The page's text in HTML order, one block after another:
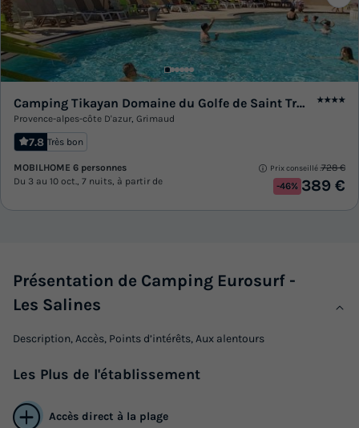
Camping Tikayan Domaine du Golfe de Saint Tropez ★★★★
Provence-alpes-côte D'azur, Grimaud
7.8 Très bon
MOBILHOME 6 personnes
Du 3 au 10 oct., 7 nuits, à partir de
Prix conseillé :728 €
-46% 389 €
Présentation de Camping Eurosurf -
Les Salines
Description, Accès, Points d’intérêts, Aux alentours
Les Plus de l'établissement
Accès direct à la plage